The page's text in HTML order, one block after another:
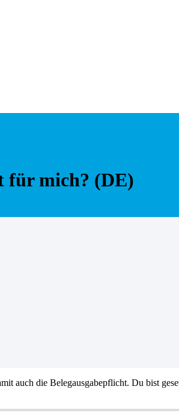
für mich? (DE)
auch die Belegausgabepflicht. Du bist